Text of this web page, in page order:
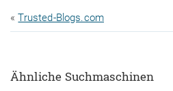
«Trusted-Blogs.com
Ähnliche Suchmaschinen